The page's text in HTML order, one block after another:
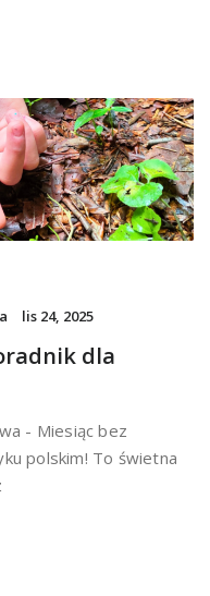
lis 24, 2025
dla
- Miesiąc bez
polskim! To świetna